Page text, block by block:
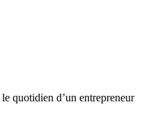
quotidien d’un entrepreneur